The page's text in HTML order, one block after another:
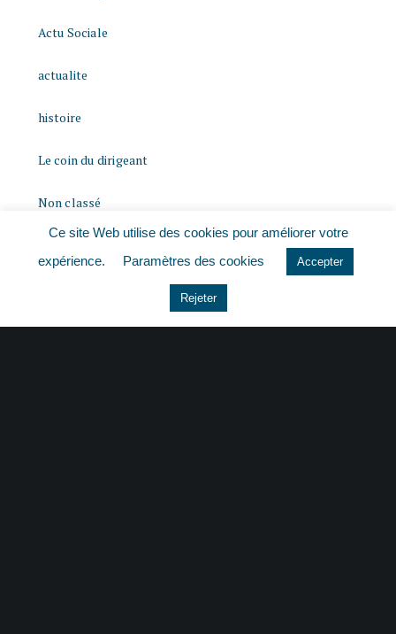
Actu Sociale
actualite
histoire
Le coin du dirigeant
Non classé
Ce site Web utilise des cookies pour améliorer votre
expérience.
Paramètres des cookies Accepter
Rejeter